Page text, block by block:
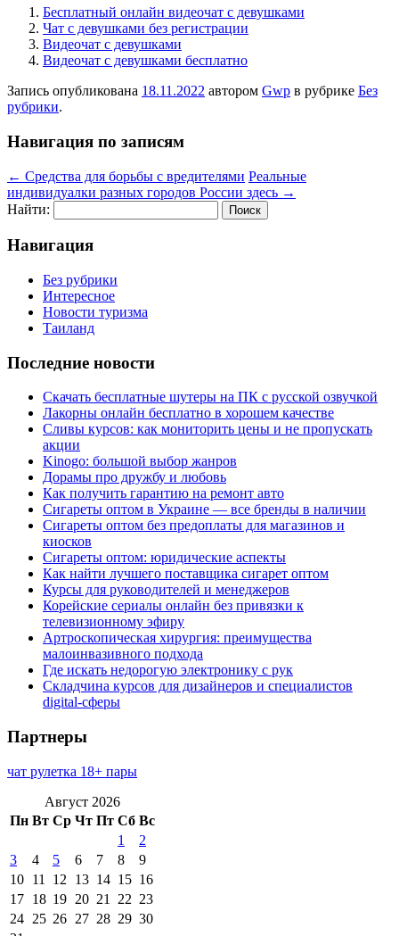
Бесплатный онлайн видеочат с девушками
Чат с девушками без регистрации
Видеочат с девушками
Видеочат с девушками бесплатно
Запись опубликована 18.11.2022 автором Gwp в рубрике Без
рубрики.
Навигация по записям
← Средства для борьбы с вредителями Реальные
индивидуалки разных городов России здесь →
Найти:
Навигация
Без рубрики
Интересное
Новости туризма
Таиланд
Последние новости
Скачать бесплатные шутеры на ПК с русской озвучкой
Лакорны онлайн бесплатно в хорошем качестве
Сливы курсов: как мониторить цены и не пропускать
акции
Kinogo: большой выбор жанров
Дорамы про дружбу и любовь
Как получить гарантию на ремонт авто
Сигареты оптом в Украине — все бренды в наличии
Сигареты оптом без предоплаты для магазинов и
киосков
Сигареты оптом: юридические аспекты
Как найти лучшего поставщика сигарет оптом
Курсы для руководителей и менеджеров
Корейские сериалы онлайн без привязки к
телевизионному эфиру
Артроскопическая хирургия: преимущества
малоинвазивного подхода
Где искать недорогую электронику с рук
Складчина курсов для дизайнеров и специалистов
digital-сферы
Партнеры
чат рулетка 18+ пары
Август 2026
Пн Вт Ср Чт Пт Сб Вс
1
2
3
4 5 6 7 8
9
10 11 12 13 14 15 16
17 18 19 20 21 22 23
24 25 26 27 28 29 30